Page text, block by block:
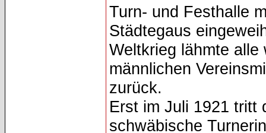
Turn- und Festhalle
Städtegaus
Weltkrieg lähmte
männlichen
zurück.
Erst im Juli 1921 tritt
schwäbische